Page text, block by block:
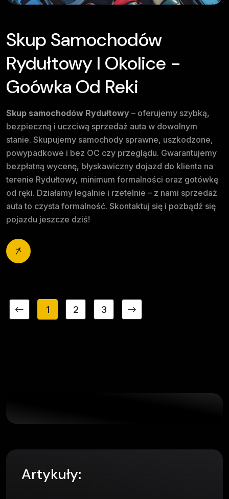
Skup Samochodów
Rydułtowy I Okolice -
Goówka Od Reki
Skup samochodów Rydułtowy – oferujemy szybką,
bezpieczną i uczciwą sprzedaż auta w dowolnym
stanie. Skupujemy samochody sprawne, uszkodzone,
powypadkowe i bez OC czy przeglądu. Gwarantujemy
bezpłatną wycenę, błyskawiczny dojazd do klienta na
terenie Rydułtowy, minimum formalności oraz gotówkę
od ręki. Działamy legalnie i rzetelnie – z nami sprzedaż
auta to czysta formalność. Skontaktuj się i pozbądź się
pojazdu jeszcze dziś!
1 2 3
Artykuły: